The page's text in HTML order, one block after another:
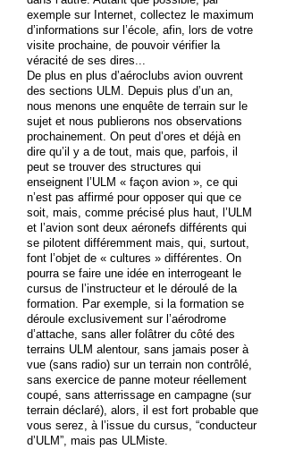
exemple sur Internet, collectez le maximum
d’informations sur l’école, afin, lors de votre
visite prochaine, de pouvoir vérifier la
véracité de ses dires...
De plus en plus d’aéroclubs avion ouvrent
des sections ULM. Depuis plus d’un an,
nous menons une enquête de terrain sur le
sujet et nous publierons nos observations
prochainement. On peut d’ores et déjà en
dire qu’il y a de tout, mais que, parfois, il
peut se trouver des structures qui
enseignent l’ULM « façon avion », ce qui
n’est pas affirmé pour opposer qui que ce
soit, mais, comme précisé plus haut, l’ULM
et l’avion sont deux aéronefs différents qui
se pilotent différemment mais, qui, surtout,
font l’objet de « cultures » différentes. On
pourra se faire une idée en interrogeant le
cursus de l’instructeur et le déroulé de la
formation. Par exemple, si la formation se
déroule exclusivement sur l’aérodrome
d’attache, sans aller folâtrer du côté des
terrains ULM alentour, sans jamais poser à
vue (sans radio) sur un terrain non contrôlé,
sans exercice de panne moteur réellement
coupé, sans atterrissage en campagne (sur
terrain déclaré), alors, il est fort probable que
vous serez, à l’issue du cursus, “conducteur
d’ULM”, mais pas ULMiste.